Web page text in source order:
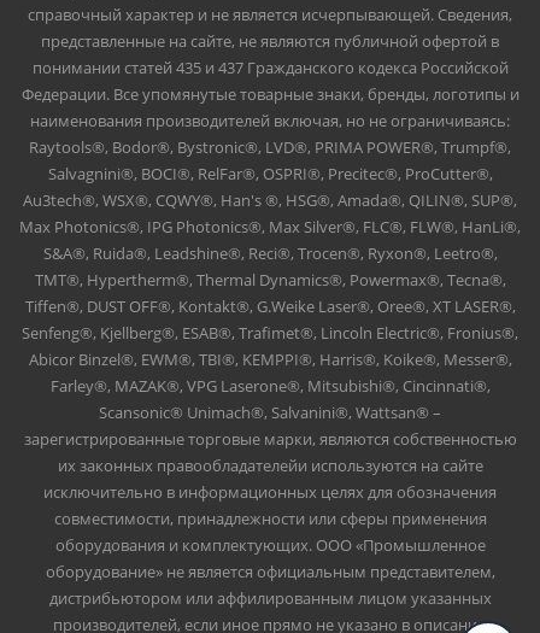
справочный характер и не является исчерпывающей. Сведения,
представленные на сайте, не являются публичной офертой в
понимании статей 435 и 437 Гражданского кодекса Российской
Федерации. Все упомянутые товарные знаки, бренды, логотипы и
наименования производителей включая, но не ограничиваясь:
Raytools®, Bodor®, Bystronic®, LVD®, PRIMA POWER®, Trumpf®,
Salvagnini®, BOCI®, RelFar®, OSPRI®, Precitec®, ProCutter®,
Au3tech®, WSX®, CQWY®, Han's ®, HSG®, Amada®, QILIN®, SUP®,
Max Photonics®, IPG Photonics®, Max Silver®, FLC®, FLW®, HanLi®,
S&A®, Ruida®, Leadshine®, Reci®, Trocen®, Ryxon®, Leetro®,
TMT®, Hypertherm®, Thermal Dynamics®, Powermax®, Tecna®,
Tiffen®, DUST OFF®, Kontakt®, G.Weike Laser®, Oree®, XT LASER®,
Senfeng®, Kjellberg®, ESAB®, Trafimet®, Lincoln Electric®, Fronius®,
Abicor Binzel®, EWM®, TBI®, KEMPPI®, Harris®, Koike®, Messer®,
Farley®, MAZAK®, VPG Laserone®, Mitsubishi®, Cincinnati®,
Scansonic® Unimach®, Salvanini®, Wattsan® –
зарегистрированные торговые марки, являются собственностью
их законных правообладателейи используются на сайте
исключительно в информационных целях для обозначения
совместимости, принадлежности или сферы применения
оборудования и комплектующих. ООО «Промышленное
оборудование» не является официальным представителем,
дистрибьютором или аффилированным лицом указанных
производителей, если иное прямо не указано в описании